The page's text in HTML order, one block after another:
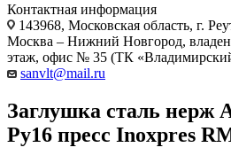
Контактная информация
143968, Московская область, г.
Москва – Нижний Новгород,
этаж, офис № 35 (ТК
sanvlt@mail.ru
Заглушка сталь нерж
Ру16 пресс Inoxpres